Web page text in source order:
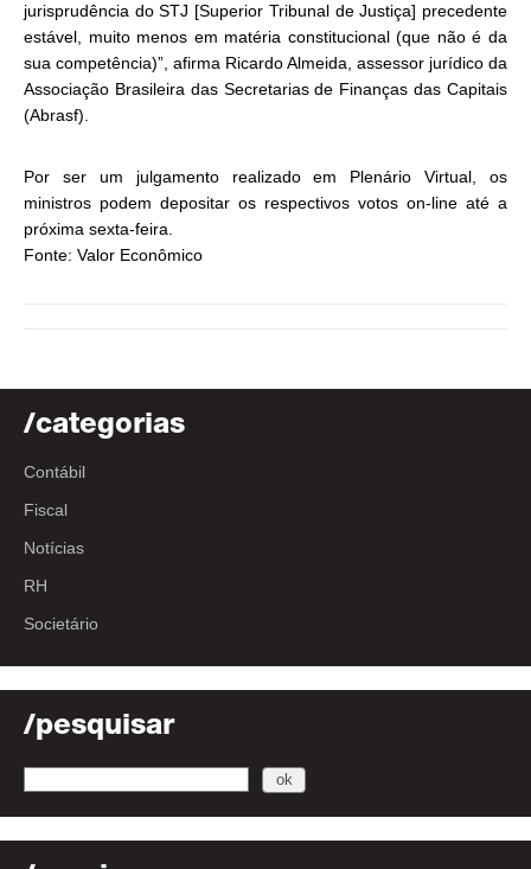
/categorias
Contábil
Fiscal
Notícias
RH
Societário
/pesquisar
jurisprudência do STJ [Superior Tribunal de Justiça] precedente
estável, muito menos em matéria constitucional (que não é da
sua competência)”, afirma Ricardo Almeida, assessor jurídico da
Associação Brasileira das Secretarias de Finanças das Capitais
(Abrasf).
Por ser um julgamento realizado em Plenário Virtual, os
ministros podem depositar os respectivos votos on-line até a
próxima sexta-feira.
Fonte: Valor Econômico